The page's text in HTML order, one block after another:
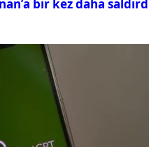
bir kez daha